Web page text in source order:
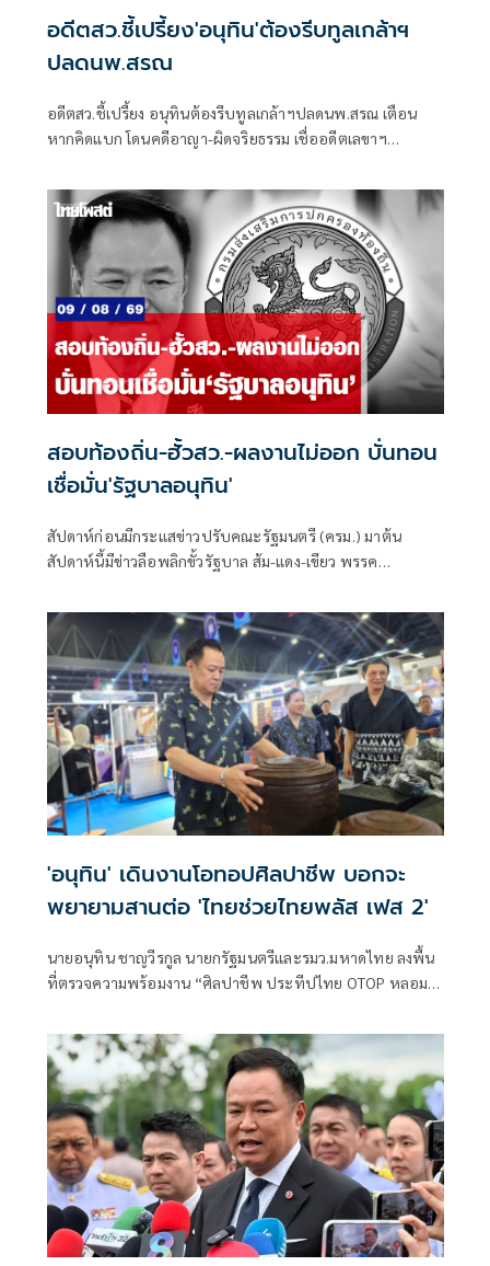
อดีตสว.ชี้เปรี้ยง'อนุทิน'ต้องรีบทูลเกล้าฯ
ปลดนพ.สรณ
อดีตสว.ชี้เปรี้ยง อนุทินต้องรีบทูลเกล้าฯปลดนพ.สรณ เตือน
หากคิดแบก โดนคดีอาญา-ผิดจริยธรรม เชื่ออดีตเลขาฯ
สอบท้องถิ่น-ฮั้วสว.-ผลงานไม่ออก บั่นทอน
เชื่อมั่น'รัฐบาลอนุทิน'
สัปดาห์ก่อนมีกระแสข่าวปรับคณะรัฐมนตรี (ครม.) มาต้น
สัปดาห์นี้มีข่าวลือพลิกขั้วรัฐบาล ส้ม-แดง-เขียว พรรค
'อนุทิน' เดินงานโอทอปศิลปาชีพ บอกจะ
พยายามสานต่อ 'ไทยช่วยไทยพลัส เฟส 2'
นายอนุทิน ชาญวีรกูล นายกรัฐมนตรีและรมว.มหาดไทย ลงพื้น
ที่ตรวจความพร้อมงาน “ศิลปาชีพ ประทีปไทย OTOP หลอม
สิงหาคม นี้ ณ อาคารชาเลนเจอร์ 1–3 อิมแพ็ค เมืองทองธานี ซึ่ง
นายกรัฐมนตรีจะเดินทางมาเปิดงานอย่างเป็นทางการ ในวัน
จันทร์ที่ 10 สิงหาคม